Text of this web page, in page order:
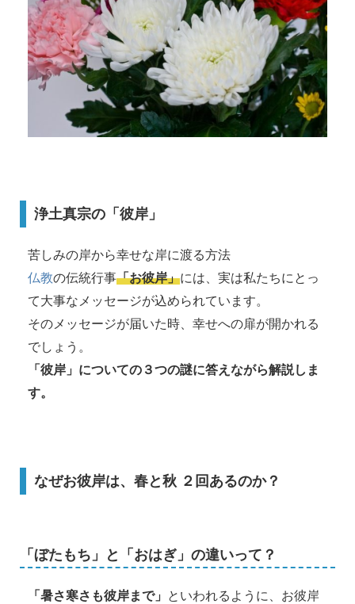
浄土真宗の「彼岸」
苦しみの岸から幸せな岸に渡る方法
仏教の伝統行事「お彼岸」には、実は私たちにとっ
て大事なメッセージが込められています。
そのメッセージが届いた時、幸せへの扉が開かれる
でしょう。
「彼岸」についての３つの謎に答えながら解説しま
す。
なぜお彼岸は、春と秋 ２回あるのか？
「ぼたもち」と「おはぎ」の違いって？
「暑さ寒さも彼岸まで」
といわれるように、お彼岸